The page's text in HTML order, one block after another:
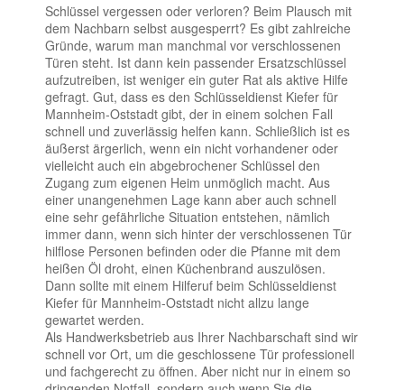
Schlüssel vergessen oder verloren? Beim Plausch mit
dem Nachbarn selbst ausgesperrt? Es gibt zahlreiche
Gründe, warum man manchmal vor verschlossenen
Türen steht. Ist dann kein passender Ersatzschlüssel
aufzutreiben, ist weniger ein guter Rat als aktive Hilfe
gefragt. Gut, dass es den Schlüsseldienst Kiefer für
Mannheim-Oststadt gibt, der in einem solchen Fall
schnell und zuverlässig helfen kann. Schließlich ist es
äußerst ärgerlich, wenn ein nicht vorhandener oder
vielleicht auch ein abgebrochener Schlüssel den
Zugang zum eigenen Heim unmöglich macht. Aus
einer unangenehmen Lage kann aber auch schnell
eine sehr gefährliche Situation entstehen, nämlich
immer dann, wenn sich hinter der verschlossenen Tür
hilflose Personen befinden oder die Pfanne mit dem
heißen Öl droht, einen Küchenbrand auszulösen.
Dann sollte mit einem Hilferuf beim Schlüsseldienst
Kiefer für Mannheim-Oststadt nicht allzu lange
gewartet werden.
Als Handwerksbetrieb aus Ihrer Nachbarschaft sind wir
schnell vor Ort, um die geschlossene Tür professionell
und fachgerecht zu öffnen. Aber nicht nur in einem so